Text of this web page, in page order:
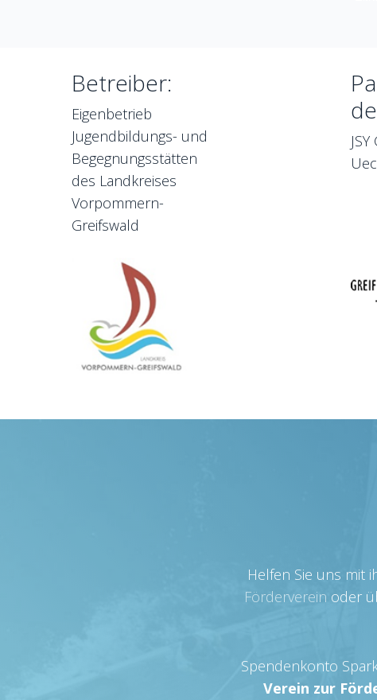
Betreiber:
Eigenbetrieb
Jugendbildungs- und
Begegnungsstätten
des Landkreises
Vorpommern-
Greifswald
Helfen Sie uns mit
Förderverein oder
Spendenkonto
Verein zur